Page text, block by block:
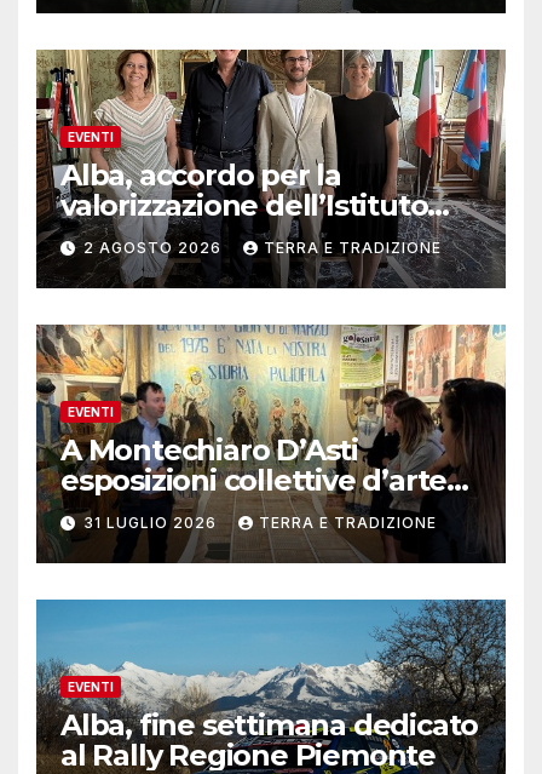
EVENTI
Alba, accordo per la
valorizzazione dell’Istituto
musicale Rocca
2 AGOSTO 2026 TERRA E TRADIZIONE
EVENTI
A Montechiaro D’Asti
esposizioni collettive d’arte
contemporanea
31 LUGLIO 2026 TERRA E TRADIZIONE
EVENTI
Alba, fine settimana dedicato
al Rally Regione Piemonte